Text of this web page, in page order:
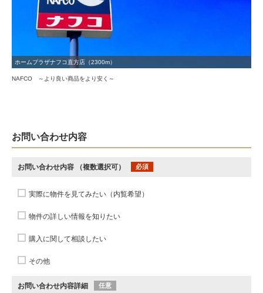
ホームプラザナフコ直方店（2300m）
NAFCO ～より良い商品をより安く～
お問い合わせ内容
お問い合わせ内容 （複数選択可） 必須
実際に物件を見てみたい（内覧希望）
物件の詳しい情報を知りたい
購入に関して相談したい
その他
お問い合わせ内容詳細 任意